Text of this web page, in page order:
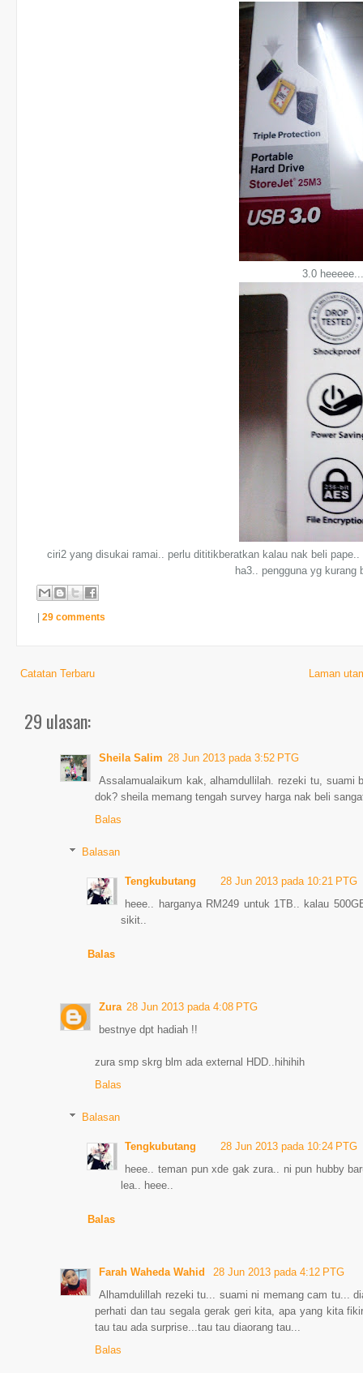
3.0
ciri2 yang disukai ramai.. perlu dititikberatkan kalau nak beli
ha3.. pengguna yg kurang
| 29 comments
Catatan Terbaru Laman
29 ulasan:
Sheila Salim 28 Jun 2013 pada 3:52 PTG
Assalamualaikum kak, alhamdullilah. rezeki tu, suami
dok? sheila memang tengah survey harga nak beli
Balas
Balasan
Tengkubutang
28 Jun 2013 pada 10:21 PTG
heee.. harganya RM249 untuk 1TB.. kalau
sikit..
Balas
Zura 28 Jun 2013 pada 4:08 PTG
bestnye dpt hadiah !!
zura smp skrg blm ada external HDD..hihihih
Balas
Balasan
Tengkubutang
28 Jun 2013 pada 10:24 PTG
heee.. teman pun xde gak zura.. ni pun hubby
lea.. heee..
Balas
Farah Waheda Wahid
28 Jun 2013 pada 4:12 PTG
Alhamdulillah rezeki tu... suami ni memang cam tu...
perhati dan tau segala gerak geri kita, apa yang kita
tau tau ada surprise...tau tau diaorang tau...
Balas